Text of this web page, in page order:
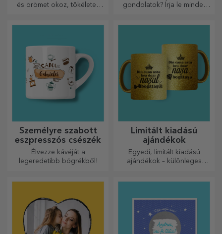
és örömet okoz, tökéletes
gondolatok? Írja le mindet
Személyre szabott
eszpresszós csészék
Élvezze kávéját a
legeredetibb bögrékből!
Limitált kiadású
ajándékok
Egyedi, limitált kiadású
ajándékok – különleges